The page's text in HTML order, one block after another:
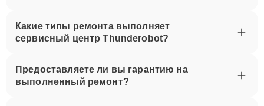
Какие типы ремонта выполняет
сервисный центр Thunderobot?
Предоставляете ли вы гарантию на
выполненный ремонт?